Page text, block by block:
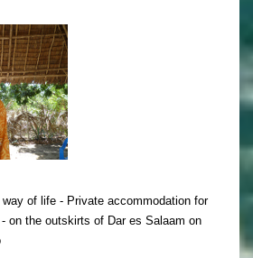
of life - Private accommodation for
on the outskirts of Dar es Salaam on